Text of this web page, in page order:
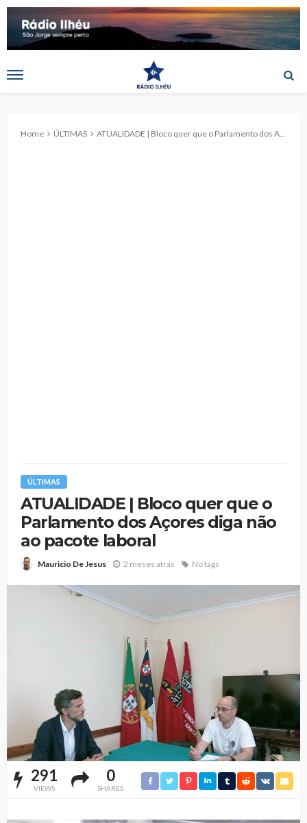
Home ÚLTIMAS ATUALIDADE | Bloco quer que o Parlamento dos Açores diga não ao pacote laboral
ÚLTIMAS
ATUALIDADE | Bloco quer que o
Parlamento dos Açores diga não
ao pacote laboral
Mauricio De Jesus 2 meses atrás No tags
291
VIEWS
0
SHARES